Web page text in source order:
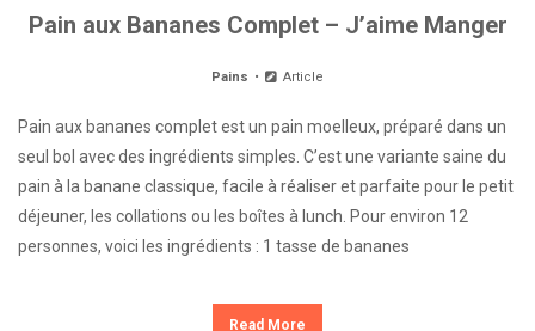
Pain aux Bananes Complet – J’aime Manger
Pains Article
Pain aux bananes complet est un pain moelleux, préparé dans un
seul bol avec des ingrédients simples. C’est une variante saine du
pain à la banane classique, facile à réaliser et parfaite pour le petit
déjeuner, les collations ou les boîtes à lunch. Pour environ 12
personnes, voici les ingrédients : 1 tasse de bananes
Read More